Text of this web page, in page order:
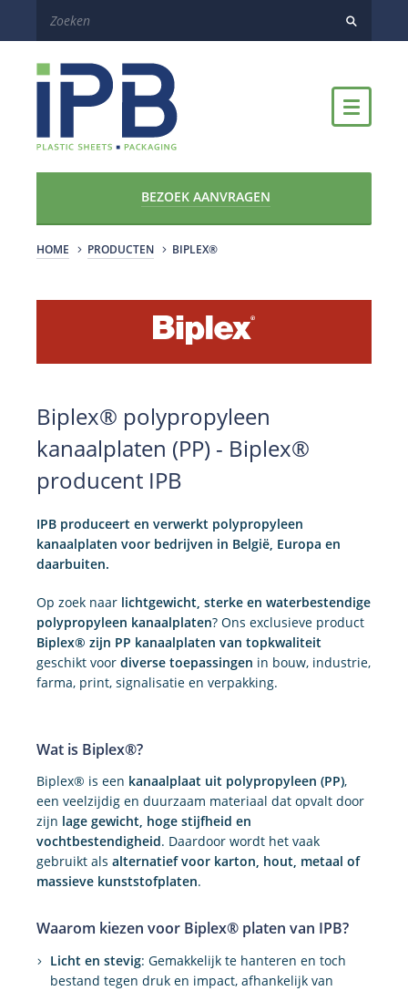
BEZOEK AANVRAGEN
HOME PRODUCTEN BIPLEX®
Biplex® polypropyleen
kanaalplaten (PP) - Biplex®
producent IPB
IPB produceert en verwerkt polypropyleen
kanaalplaten voor bedrijven in België, Europa en
daarbuiten.
Op zoek naar lichtgewicht, sterke en waterbestendige
polypropyleen kanaalplaten? Ons exclusieve product
Biplex® zijn PP kanaalplaten van topkwaliteit
geschikt voor diverse toepassingen in bouw, industrie,
farma, print, signalisatie en verpakking.
Wat is Biplex®?
Biplex® is een kanaalplaat uit polypropyleen (PP),
een veelzijdig en duurzaam materiaal dat opvalt door
zijn lage gewicht, hoge stijfheid en
vochtbestendigheid. Daardoor wordt het vaak
gebruikt als alternatief voor karton, hout, metaal of
massieve kunststofplaten.
Waarom kiezen voor Biplex® platen van IPB?
Licht en stevig: Gemakkelijk te hanteren en toch
bestand tegen druk en impact, afhankelijk van